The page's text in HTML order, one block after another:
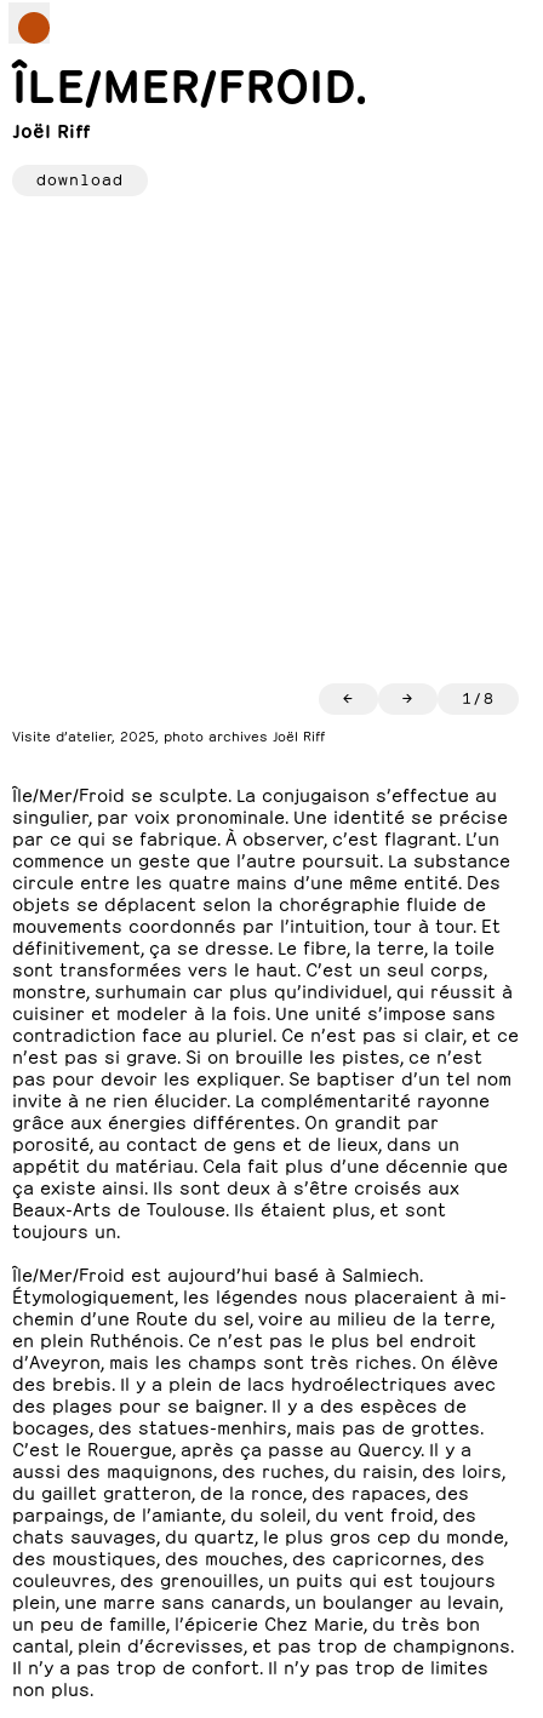
ÎLE/MER/FROID.
Joël Riff
download
← → 1 /8
Visite d’atelier, 2025, photo archives Joël Riff
Île/Mer/Froid se sculpte. La conjugaison s’effectue au
singulier, par voix pronominale. Une identité se précise
par ce qui se fabrique. À observer, c’est flagrant. L’un
commence un geste que l’autre poursuit. La substance
circule entre les quatre mains d’une même entité. Des
objets se déplacent selon la chorégraphie fluide de
mouvements coordonnés par l’intuition, tour à tour. Et
définitivement, ça se dresse. Le fibre, la terre, la toile
sont transformées vers le haut. C’est un seul corps,
monstre, surhumain car plus qu’individuel, qui réussit à
cuisiner et modeler à la fois. Une unité s’impose sans
contradiction face au pluriel. Ce n’est pas si clair, et ce
n’est pas si grave. Si on brouille les pistes, ce n’est
pas pour devoir les expliquer. Se baptiser d’un tel nom
invite à ne rien élucider. La complémentarité rayonne
grâce aux énergies différentes. On grandit par
porosité, au contact de gens et de lieux, dans un
appétit du matériau. Cela fait plus d’une décennie que
ça existe ainsi. Ils sont deux à s’être croisés aux
Beaux-Arts de Toulouse. Ils étaient plus, et sont
toujours un.
Île/Mer/Froid est aujourd’hui basé à Salmiech.
Étymologiquement, les légendes nous placeraient à mi-
chemin d’une Route du sel, voire au milieu de la terre,
en plein Ruthénois. Ce n’est pas le plus bel endroit
d’Aveyron, mais les champs sont très riches. On élève
des brebis. Il y a plein de lacs hydroélectriques avec
des plages pour se baigner. Il y a des espèces de
bocages, des statues-menhirs, mais pas de grottes.
C’est le Rouergue, après ça passe au Quercy. Il y a
aussi des maquignons, des ruches, du raisin, des loirs,
du gaillet gratteron, de la ronce, des rapaces, des
parpaings, de l’amiante, du soleil, du vent froid, des
chats sauvages, du quartz, le plus gros cep du monde,
des moustiques, des mouches, des capricornes, des
couleuvres, des grenouilles, un puits qui est toujours
plein, une marre sans canards, un boulanger au levain,
un peu de famille, l’épicerie Chez Marie, du très bon
cantal, plein d’écrevisses, et pas trop de champignons.
Il n’y a pas trop de confort. Il n’y pas trop de limites
non plus.